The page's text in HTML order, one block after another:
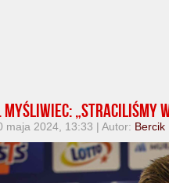
Myśliwiec: „Straciliśmy
maja 2024, 13:33 | Autor: Bercik